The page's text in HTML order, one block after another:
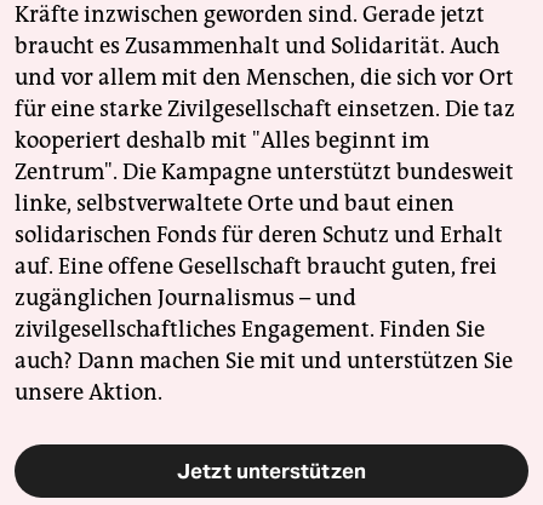
Kräfte inzwischen geworden sind. Gerade jetzt
braucht es Zusammenhalt und Solidarität. Auch
und vor allem mit den Menschen, die sich vor Ort
für eine starke Zivilgesellschaft einsetzen. Die taz
kooperiert deshalb mit "Alles beginnt im
Zentrum". Die Kampagne unterstützt bundesweit
linke, selbstverwaltete Orte und baut einen
solidarischen Fonds für deren Schutz und Erhalt
auf. Eine offene Gesellschaft braucht guten, frei
zugänglichen Journalismus – und
zivilgesellschaftliches Engagement. Finden Sie
auch? Dann machen Sie mit und unterstützen Sie
unsere Aktion.
Jetzt unterstützen